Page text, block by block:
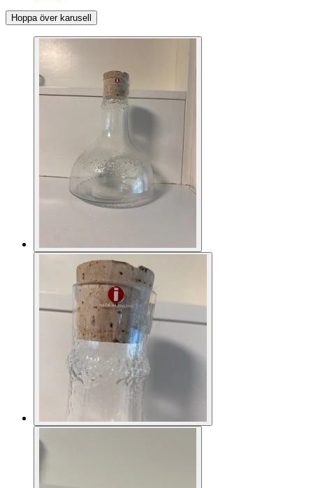
Hoppa över karusell